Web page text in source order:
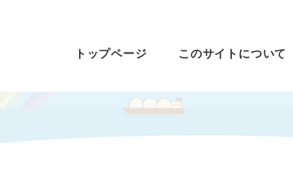
トップページ このサイトについて